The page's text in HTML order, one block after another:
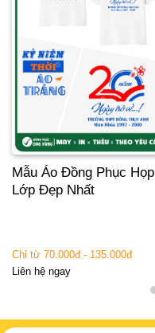
Mẫu Áo Đồng Phục Họp
Lớp Đẹp Nhất
Chỉ từ 70.000đ - 135.000đ
Liên hệ ngay